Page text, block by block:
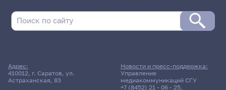
Адрес:
410012, г. Саратов, ул.
Астраханская, 83
Новости и пресс-поддержка:
Управление
медиакоммуникаций СГУ
+7 (8452) 21 - 06 - 25,